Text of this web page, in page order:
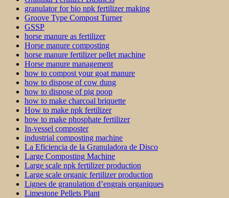
granulator for bio npk fertilizer making
Groove Type Compost Turner
GSSP
horse manure as fertilizer
Horse manure composting
horse manure fertilizer pellet machine
Horse manure management
how to compost your goat manure
how to dispose of cow dung
how to dispose of pig poop
how to make charcoal briquette
How to make npk fertilizer
how to make phosphate fertilizer
In-vessel composter
industrial composting machine
La Eficiencia de la Granuladora de Disco
Large Composting Machine
Large scale npk fertilizer production
Large scale organic fertilizer production
Lignes de granulation d’engrais organiques
Limestone Pellets Plant